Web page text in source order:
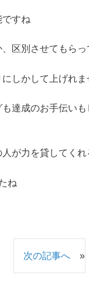
すね
区別させてもらっ
しかして上げれま
達成のお手伝い
が力を貸してくれ
ね
次の記事へ »